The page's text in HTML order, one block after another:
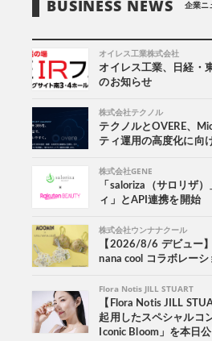
BUSINESS NEWS 企業ニ
オイレス工業株式会社
オイレス工業、日経・
のお知らせ
株式会社テクノル
テクノルとOVERE、
ティ運用の高度化に向
株式会社GENE
「saloriza（サロリザ
ィ」とAPI連携を開始
株式会社ウンナナクール
【2026/8/6 デビュー
nana cool コラボレーシ
Flora Notis JILL STUART
【Flora Notis JILL
起用したスペシャルコ
Iconic Bloom」を本日公